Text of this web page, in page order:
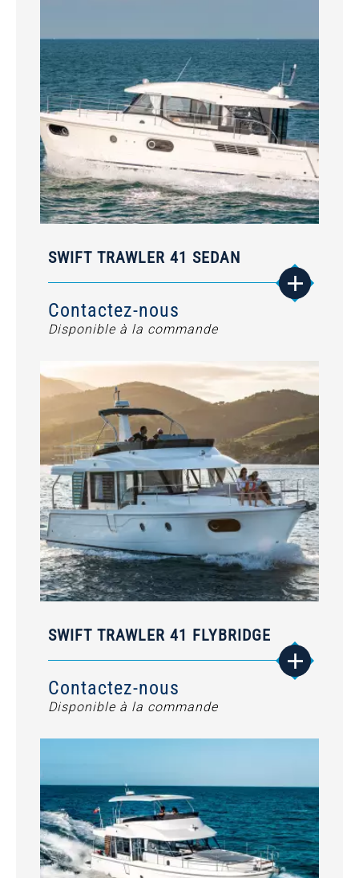
SWIFT TRAWLER 41 SEDAN
Contactez-nous
Disponible à la commande
SWIFT TRAWLER 41 FLYBRIDGE
Contactez-nous
Disponible à la commande